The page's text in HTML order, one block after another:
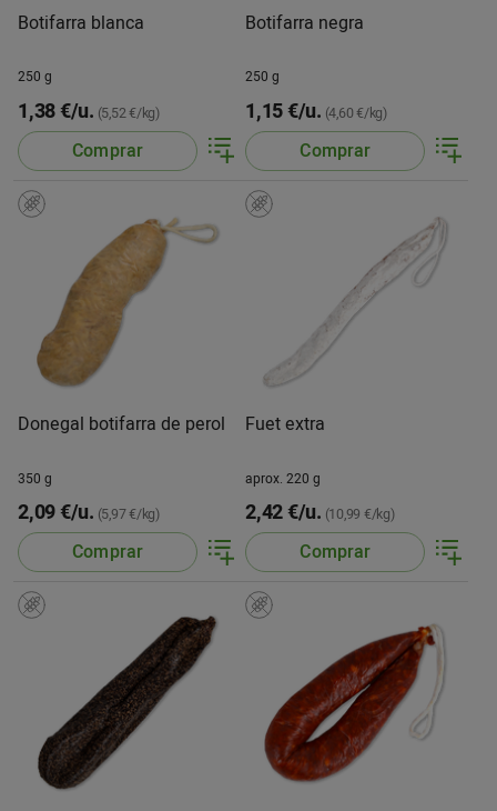
Botifarra blanca
250 g
1,38 €/u. (5,52 €/kg)
Comprar
Botifarra negra
250 g
1,15 €/u. (4,60 €/kg)
Comprar
Donegal botifarra de perol
350 g
2,09 €/u. (5,97 €/kg)
Comprar
Fuet extra
aprox. 220 g
2,42 €/u. (10,99 €/kg)
Comprar